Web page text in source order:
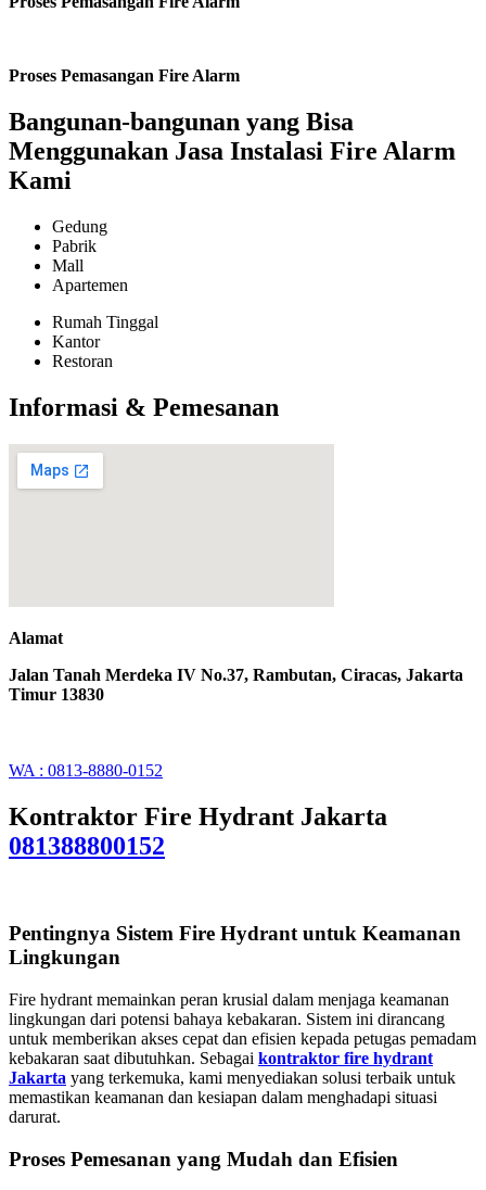
Proses Pemasangan Fire Alarm
Bangunan-bangunan yang Bisa
Menggunakan Jasa Instalasi Fire Alarm
Kami
Gedung
Pabrik
Mall
Apartemen
Rumah Tinggal
Kantor
Restoran
Informasi & Pemesanan
Alamat
Jalan Tanah Merdeka IV No.37, Rambutan, Ciracas, Jakarta
Timur 13830
WA : 0813-8880-0152
Kontraktor Fire Hydrant Jakarta
081388800152
Pentingnya Sistem Fire Hydrant untuk Keamanan
Lingkungan
Fire hydrant memainkan peran krusial dalam menjaga keamanan
lingkungan dari potensi bahaya kebakaran. Sistem ini dirancang
untuk memberikan akses cepat dan efisien kepada petugas pemadam
kebakaran saat dibutuhkan. Sebagai kontraktor fire hydrant
Jakarta yang terkemuka, kami menyediakan solusi terbaik untuk
memastikan keamanan dan kesiapan dalam menghadapi situasi
darurat.
Proses Pemesanan yang Mudah dan Efisien